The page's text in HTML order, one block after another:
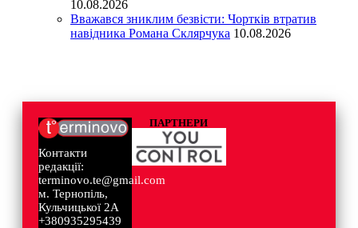
10.08.2026
Вважався зниклим безвісти: Чортків втратив
навідника Романа Склярчука 10.08.2026
Контакти
редакції:
terminovo.te@gmail.com
м. Тернопіль,
Кульчицької 2А
+380935295439
ПАРТНЕРИ